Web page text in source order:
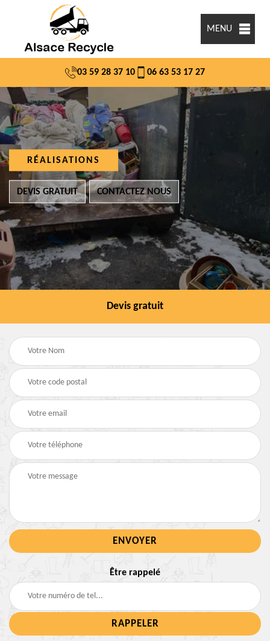
MENU
03 59 28 37 10 06 63 53 17 27
RÉALISATIONS
DEVIS GRATUIT CONTACTEZ NOUS
Devis gratuit
Être rappelé